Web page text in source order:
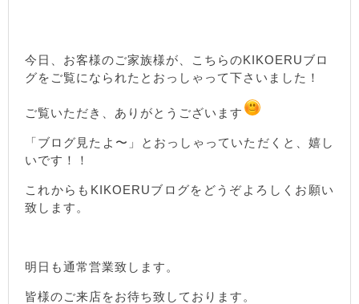
今日、お客様のご家族様が、こちらのKIKOERUブロ
グをご覧になられたとおっしゃって下さいました！
ご覧いただき、ありがとうございます
「ブログ見たよ〜」とおっしゃっていただくと、嬉し
いです！！
これからもKIKOERUブログをどうぞよろしくお願い
致します。
明日も通常営業致します。
皆様のご来店をお待ち致しております。